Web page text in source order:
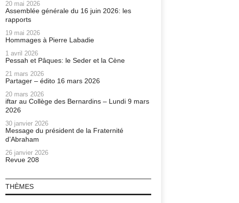
20 mai 2026
Assemblée générale du 16 juin 2026: les
rapports
19 mai 2026
Hommages à Pierre Labadie
1 avril 2026
Pessah et Pâques: le Seder et la Cène
21 mars 2026
Partager – édito 16 mars 2026
20 mars 2026
iftar au Collège des Bernardins – Lundi 9 mars
2026
30 janvier 2026
Message du président de la Fraternité
d’Abraham
26 janvier 2026
Revue 208
THÈMES